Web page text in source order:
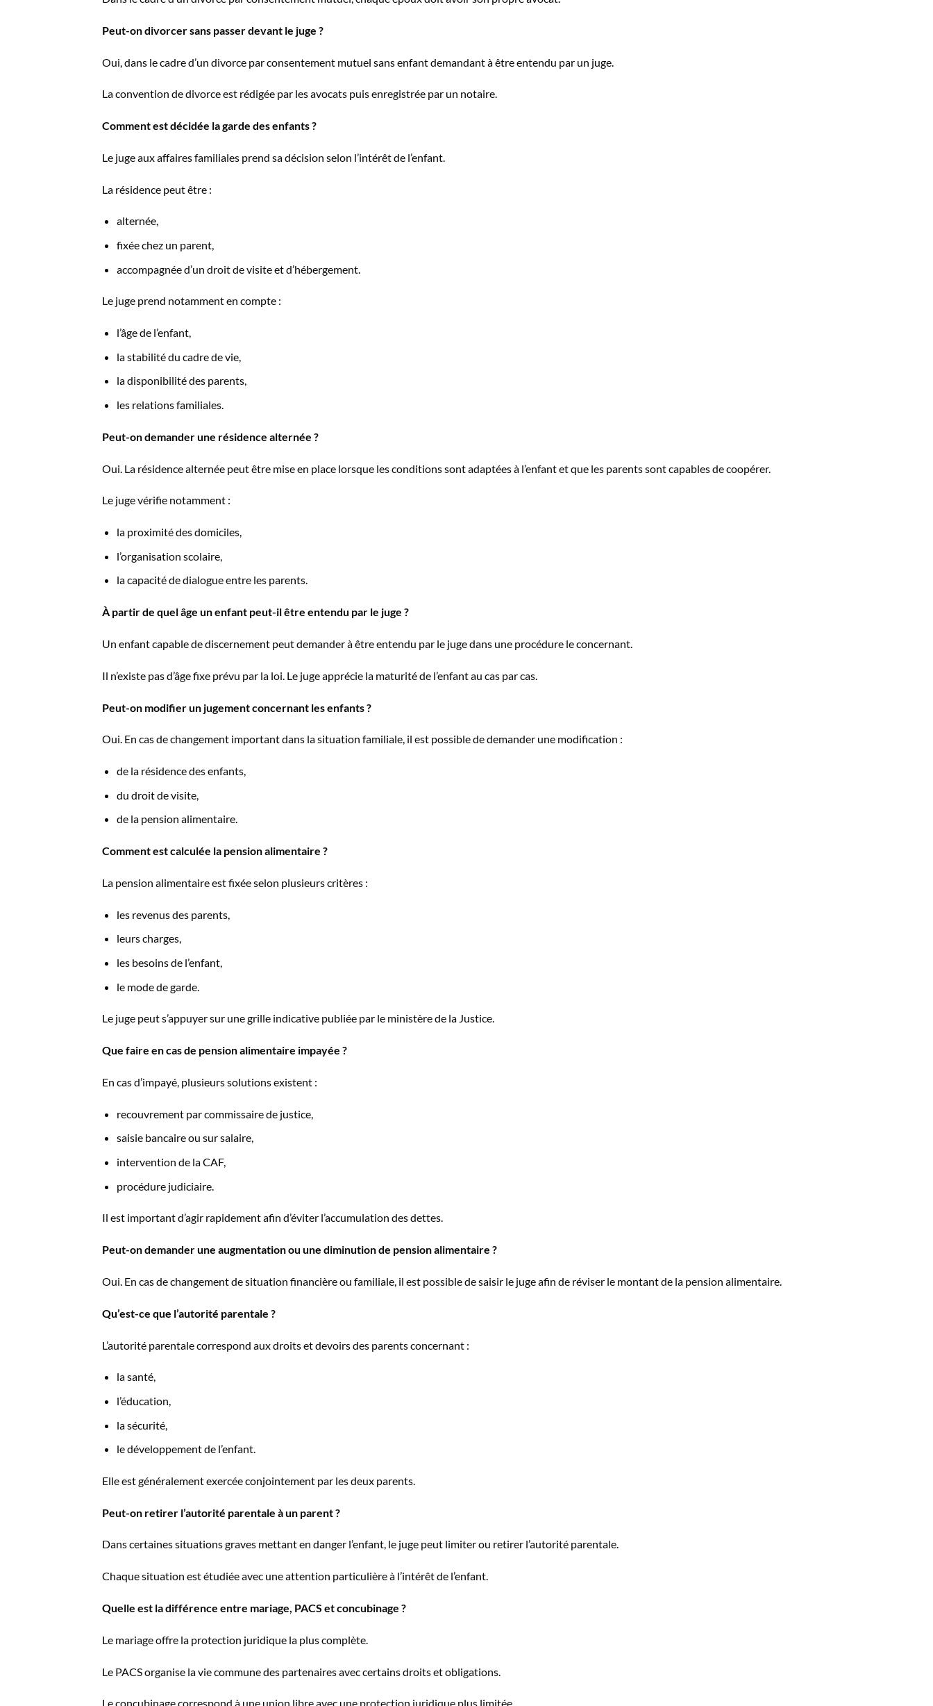
Peut-on divorcer sans passer devant le juge ?
Oui, dans le cadre d’un divorce par consentement mutuel sans enfant demandant à être entendu par un juge.
La convention de divorce est rédigée par les avocats puis enregistrée par un notaire.
Comment est décidée la garde des enfants ?
Le juge aux affaires familiales prend sa décision selon l’intérêt de l’enfant.
La résidence peut être :
alternée,
fixée chez un parent,
accompagnée d’un droit de visite et d’hébergement.
Le juge prend notamment en compte :
l’âge de l’enfant,
la stabilité du cadre de vie,
la disponibilité des parents,
les relations familiales.
Peut-on demander une résidence alternée ?
Oui. La résidence alternée peut être mise en place lorsque les conditions sont adaptées à l’enfant et que les parents sont capables de coopérer.
Le juge vérifie notamment :
la proximité des domiciles,
l’organisation scolaire,
la capacité de dialogue entre les parents.
À partir de quel âge un enfant peut-il être entendu par le juge ?
Un enfant capable de discernement peut demander à être entendu par le juge dans une procédure le concernant.
Il n’existe pas d’âge fixe prévu par la loi. Le juge apprécie la maturité de l’enfant au cas par cas.
Peut-on modifier un jugement concernant les enfants ?
Oui. En cas de changement important dans la situation familiale, il est possible de demander une modification :
de la résidence des enfants,
du droit de visite,
de la pension alimentaire.
Comment est calculée la pension alimentaire ?
La pension alimentaire est fixée selon plusieurs critères :
les revenus des parents,
leurs charges,
les besoins de l’enfant,
le mode de garde.
Le juge peut s’appuyer sur une grille indicative publiée par le ministère de la Justice.
Que faire en cas de pension alimentaire impayée ?
En cas d’impayé, plusieurs solutions existent :
recouvrement par commissaire de justice,
saisie bancaire ou sur salaire,
intervention de la CAF,
procédure judiciaire.
Il est important d’agir rapidement afin d’éviter l’accumulation des dettes.
Peut-on demander une augmentation ou une diminution de pension alimentaire ?
Oui. En cas de changement de situation financière ou familiale, il est possible de saisir le juge afin de réviser le montant de la pension alimentaire.
Qu’est-ce que l’autorité parentale ?
L’autorité parentale correspond aux droits et devoirs des parents concernant :
la santé,
l’éducation,
la sécurité,
le développement de l’enfant.
Elle est généralement exercée conjointement par les deux parents.
Peut-on retirer l’autorité parentale à un parent ?
Dans certaines situations graves mettant en danger l’enfant, le juge peut limiter ou retirer l’autorité parentale.
Chaque situation est étudiée avec une attention particulière à l’intérêt de l’enfant.
Quelle est la différence entre mariage, PACS et concubinage ?
Le mariage offre la protection juridique la plus complète.
Le PACS organise la vie commune des partenaires avec certains droits et obligations.
Le concubinage correspond à une union libre avec une protection juridique plus limitée.